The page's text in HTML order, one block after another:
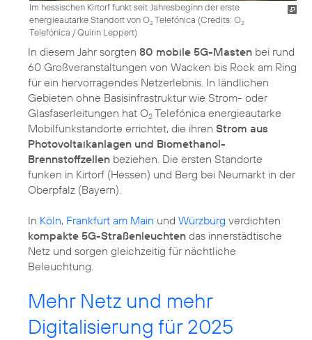
Im hessischen Kirtorf funkt seit Jahresbeginn der erste
energieautarke Standort von O2Telefónica (Credits: O2
Telefónica / Quirin Leppert)
In diesem Jahr sorgten 80 mobile 5G-Masten bei rund
60 Großveranstaltungen von Wacken bis Rock am Ring
für ein hervorragendes Netzerlebnis. In ländlichen
Gebieten ohne Basisinfrastruktur wie Strom- oder
Glasfaserleitungen hat O2 Telefónica energieautarke
Mobilfunkstandorte errichtet, die ihren Strom aus
Photovoltaikanlagen und Biomethanol-
Brennstoffzellen beziehen. Die ersten Standorte
funken in Kirtorf (Hessen) und Berg bei Neumarkt in der
Oberpfalz (Bayern).
In Köln, Frankfurt am Main und Würzburg verdichten
kompakte 5G-Straßenleuchten das innerstädtische
Netz und sorgen gleichzeitig für nächtliche
Beleuchtung.
Mehr Netz und mehr
Digitalisierung für 2025